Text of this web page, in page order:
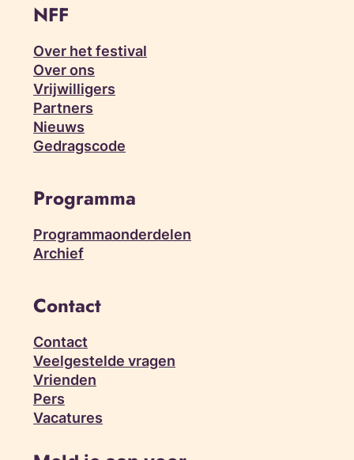
NFF
Over het festival
Over ons
Vrijwilligers
Partners
Nieuws
Gedragscode
Programma
Programmaonderdelen
Archief
Contact
Contact
Veelgestelde vragen
Vrienden
Pers
Vacatures